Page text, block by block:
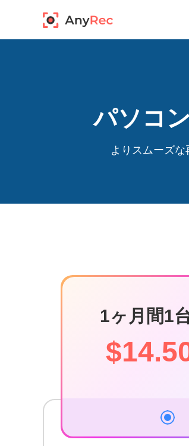
パソコ
よりスムーズ
1ヶ月間1